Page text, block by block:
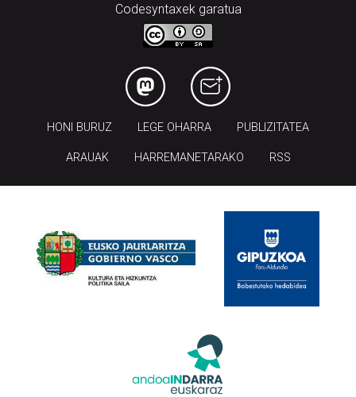
Codesyntaxek garatua
HONI BURUZ LEGE OHARRA PUBLIZITATEA
ARAUAK HARREMANETARAKO RSS